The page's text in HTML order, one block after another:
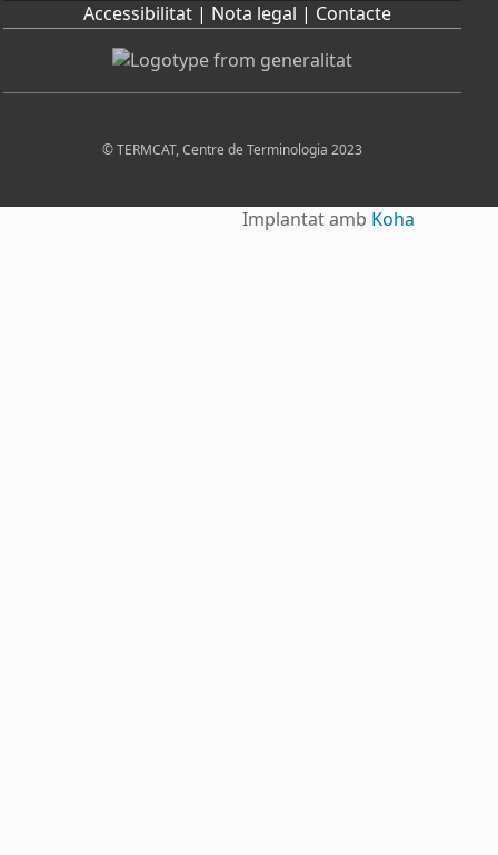
Accessibilitat | Nota legal | Contacte
© TERMCAT, Centre de Terminologia 2023
Implantat amb Koha